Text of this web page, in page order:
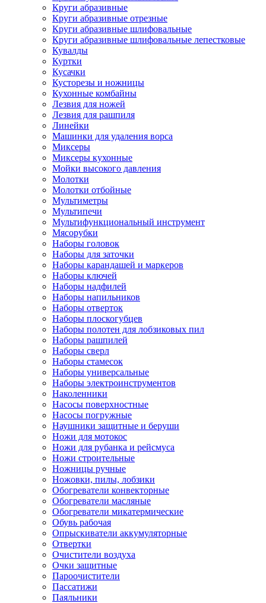
Круги абразивные
Круги абразивные отрезные
Круги абразивные шлифовальные
Круги абразивные шлифовальные лепестковые
Кувалды
Куртки
Кусачки
Кусторезы и ножницы
Кухонные комбайны
Лезвия для ножей
Лезвия для рашпиля
Линейки
Машинки для удаления ворса
Миксеры
Миксеры кухонные
Мойки высокого давления
Молотки
Молотки отбойные
Мультиметры
Мультипечи
Мультифункциональный инструмент
Мясорубки
Наборы головок
Наборы для заточки
Наборы карандашей и маркеров
Наборы ключей
Наборы надфилей
Наборы напильников
Наборы отверток
Наборы плоскогубцев
Наборы полотен для лобзиковых пил
Наборы рашпилей
Наборы сверл
Наборы стамесок
Наборы универсальные
Наборы электроинструментов
Наколенники
Насосы поверхностные
Насосы погружные
Наушники защитные и беруши
Ножи для мотокос
Ножи для рубанка и рейсмуса
Ножи строительные
Ножницы ручные
Ножовки, пилы, лобзики
Обогреватели конвекторные
Обогреватели масляные
Обогреватели микатермические
Обувь рабочая
Опрыскиватели аккумуляторные
Отвертки
Очистители воздуха
Очки защитные
Пароочистители
Пассатижи
Паяльники